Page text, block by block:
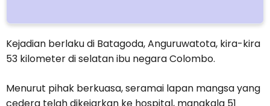
Kejadian berlaku di Batagoda, Anguruwatota, kira-kira
53 kilometer di selatan ibu negara Colombo.
Menurut pihak berkuasa, seramai lapan mangsa yang